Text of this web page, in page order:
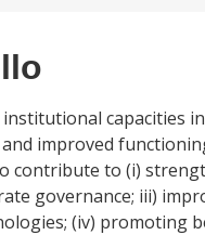
capacities
improved
contribute to (i)
governance; iii)
(iv) promoting